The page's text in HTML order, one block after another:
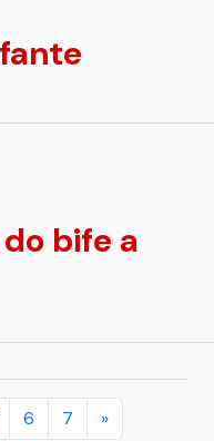
bife a
6 7 »